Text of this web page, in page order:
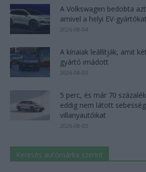
A Volkswagen bedobta
amivel a helyi EV-
2026-08-04
A kínaiak leállítják, amit
gyártó imádott
2026-08-03
5 perc, és már 70
eddig nem látott
villanyautóikat
2026-08-03
Keresés autómárka szerint